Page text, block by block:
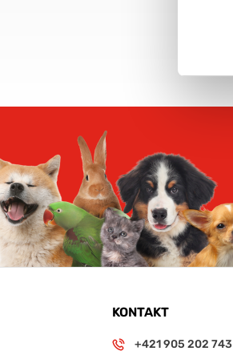
KONTAKT
+421 905 202 743